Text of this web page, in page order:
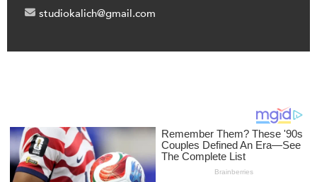
studiokalich@gmail.com